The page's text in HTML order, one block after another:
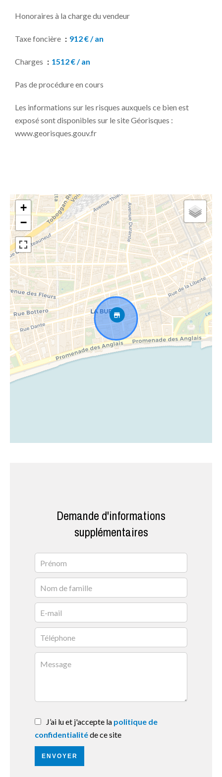
Honoraires à la charge du vendeur
Taxe foncière 912 € / an
Charges 1512 € / an
Pas de procédure en cours
Les informations sur les risques auxquels ce bien est
exposé sont disponibles sur le site Géorisques :
www.georisques.gouv.fr
+
−
Demande d'informations
supplémentaires
J’ai lu et j'accepte la politique de
confidentialitéde ce site
ENVOYER